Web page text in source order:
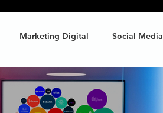
Marketing Digital Social Media
Big Data Highlights Learning